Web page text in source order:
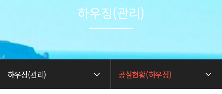
하우징(관리) 공실현황(하우징)
하우징(관리)